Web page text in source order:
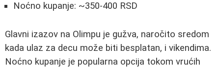
Noćno kupanje: ~350-400 RSD
Glavni izazov na Olimpu je gužva, naročito sredom
kada ulaz za decu može biti besplatan, i vikendima.
Noćno kupanje je popularna opcija tokom vrućih